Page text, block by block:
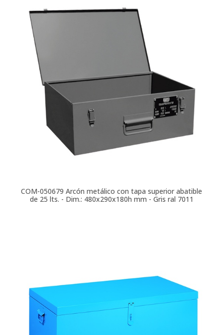
COM-050679 Arcón metálico con tapa superior abatible
de 25 lts. - Dim.: 480x290x180h mm - Gris ral 7011